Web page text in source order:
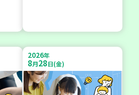
2026年
8月28日(金)